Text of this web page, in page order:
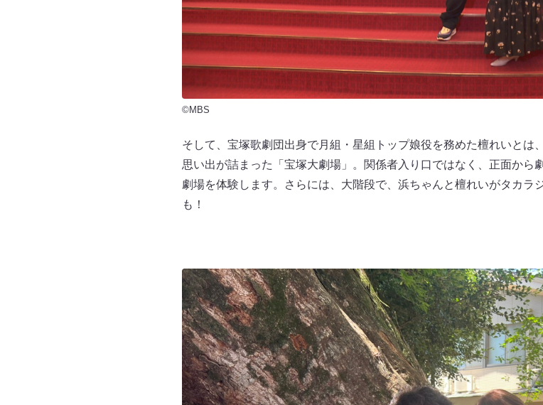
©MBS
そして、宝塚歌劇団出身で月組・星組トップ娘役を務めた檀れいと
思い出が詰まった「宝塚大劇場」。関係者入り口ではなく、正面から
劇場を体験します。さらには、大階段で、浜ちゃんと檀れいがタカラ
も！